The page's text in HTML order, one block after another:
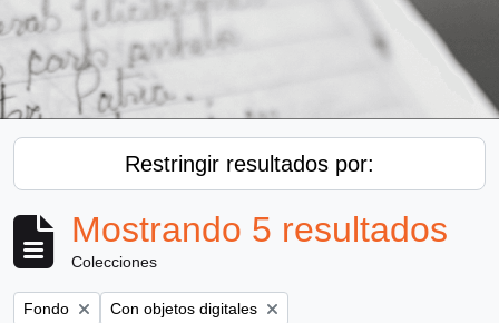
Restringir resultados por:
Mostrando 5 resultados
Colecciones
Remove filter:
Fondo Remove filter:
Con objetos digitales